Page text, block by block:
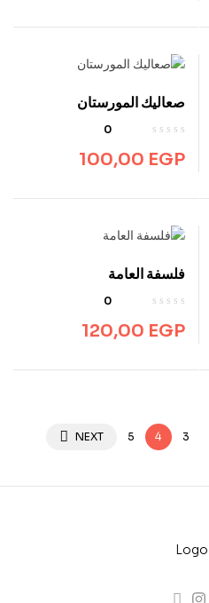
صعاليك المورستان
0
100,00 EGP
فلسفة العامة
0
120,00 EGP
3
4
5
NEXT